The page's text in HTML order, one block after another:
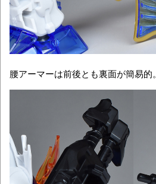
腰アーマーは前後とも裏面が簡易的。